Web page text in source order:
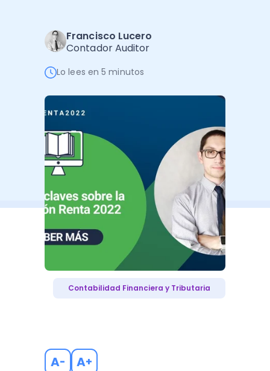
Ver todo
Ver Todo
Francisco Lucero
Contador Auditor
Lo lees en 5 minutos
Contabilidad Financiera y Tributaria
A- A+